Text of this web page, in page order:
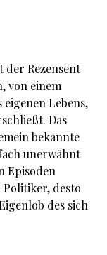
Rezensent
von einem
Lebens,
Das
bekannte
unerwähnt
Episoden
desto
des sich